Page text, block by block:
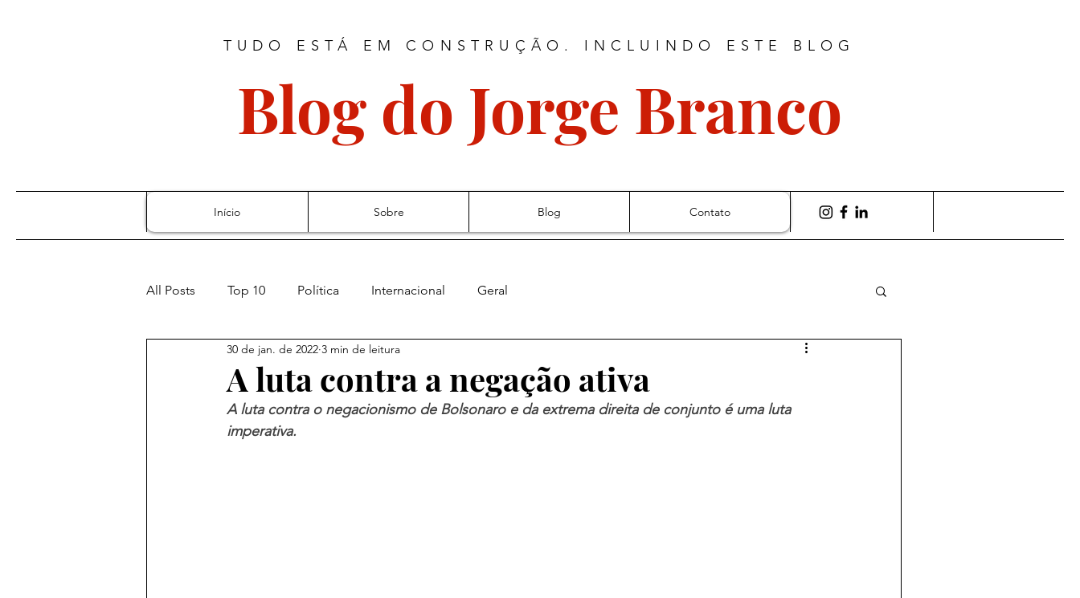
TUDO ESTÁ EM CONSTRUÇÃO. INCLUINDO ESTE BLOG
Blog do Jorge Branco
Início Sobre Blog Contato
All Posts Top 10 Política Internacional Geral
A luta contra a negação ativa
30 de jan. de 2022 3 min de leitura
A luta contra o negacionismo de Bolsonaro e da extrema direita de conjunto é uma luta
imperativa.